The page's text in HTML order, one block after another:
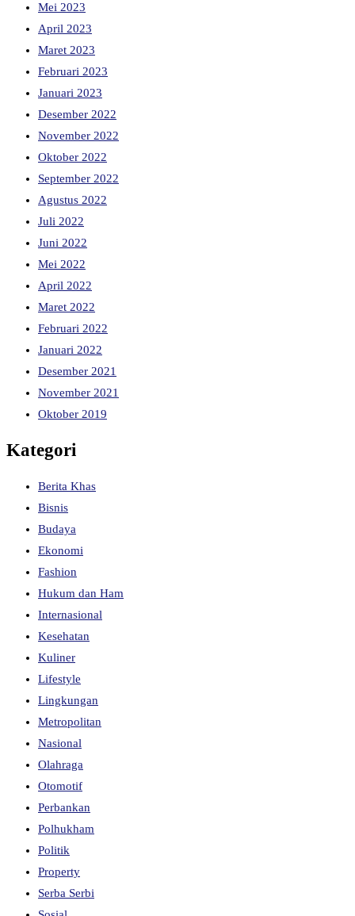
Mei 2023
April 2023
Maret 2023
Februari 2023
Januari 2023
Desember 2022
November 2022
Oktober 2022
September 2022
Agustus 2022
Juli 2022
Juni 2022
Mei 2022
April 2022
Maret 2022
Februari 2022
Januari 2022
Desember 2021
November 2021
Oktober 2019
Kategori
Berita Khas
Bisnis
Budaya
Ekonomi
Fashion
Hukum dan Ham
Internasional
Kesehatan
Kuliner
Lifestyle
Lingkungan
Metropolitan
Nasional
Olahraga
Otomotif
Perbankan
Polhukham
Politik
Property
Serba Serbi